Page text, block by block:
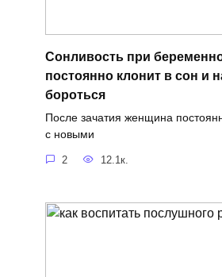
Сонливость при
постоянно клонит в сон и
бороться
После зачатия женщина
с новыми
2 12.1к.